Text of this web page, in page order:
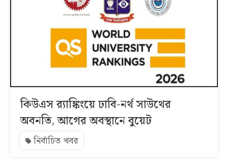
কিউএস র‍্যাঙ্কিংয়ে ঢাবি-নর্থ সাউথের
অবনতি, আগের অবস্থানে বুয়েট
নির্বাচিত খবর